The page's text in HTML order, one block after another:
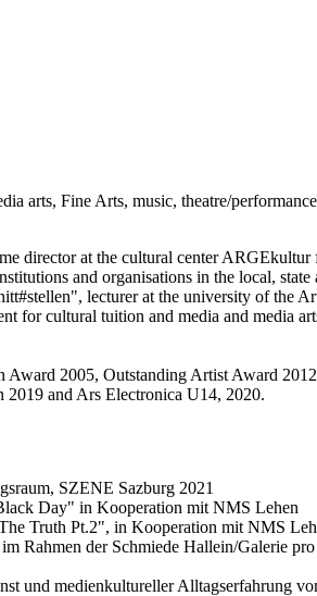
Fine Arts, music, theatre/
director at the cultural center
and organisations in the local,
lecturer at the university of the
for cultural tuition and media and media
Award 2005, Outstanding Artist Award
and Ars Electronica U14, 2020.
SZENE Sazburg 2021
Day" in Kooperation mit NMS Lehen
Truth Pt.2", in Kooperation mit NMS
Rahmen der Schmiede Hallein/Galerie
und medienkultureller Alltagserfahrung